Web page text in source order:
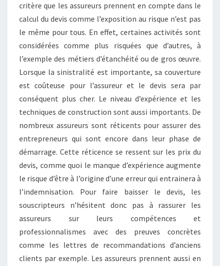
critère que les assureurs prennent en compte dans le
calcul du devis comme l’exposition au risque n’est pas
le même pour tous. En effet, certaines activités sont
considérées comme plus risquées que d’autres, à
l’exemple des métiers d’étanchéité ou de gros œuvre.
Lorsque la sinistralité est importante, sa couverture
est coûteuse pour l’assureur et le devis sera par
conséquent plus cher. Le niveau d’expérience et les
techniques de construction sont aussi importants. De
nombreux assureurs sont réticents pour assurer des
entrepreneurs qui sont encore dans leur phase de
démarrage. Cette réticence se ressent sur les prix du
devis, comme quoi le manque d’expérience augmente
le risque d’être à l’origine d’une erreur qui entrainera à
l’indemnisation. Pour faire baisser le devis, les
souscripteurs n’hésitent donc pas à rassurer les
assureurs sur leurs compétences et
professionnalismes avec des preuves concrètes
comme les lettres de recommandations d’anciens
clients par exemple. Les assureurs prennent aussi en